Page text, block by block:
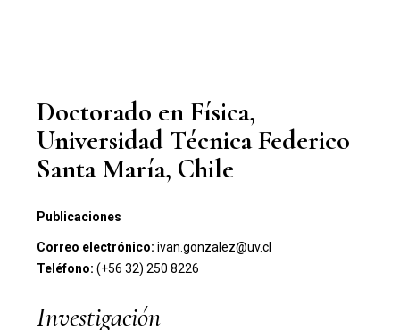
Doctorado en Física,
Universidad Técnica Federico
Santa María, Chile
Publicaciones
Correo electrónico: ivan.gonzalez@uv.cl
Teléfono: (+56 32) 250 8226
Investigación